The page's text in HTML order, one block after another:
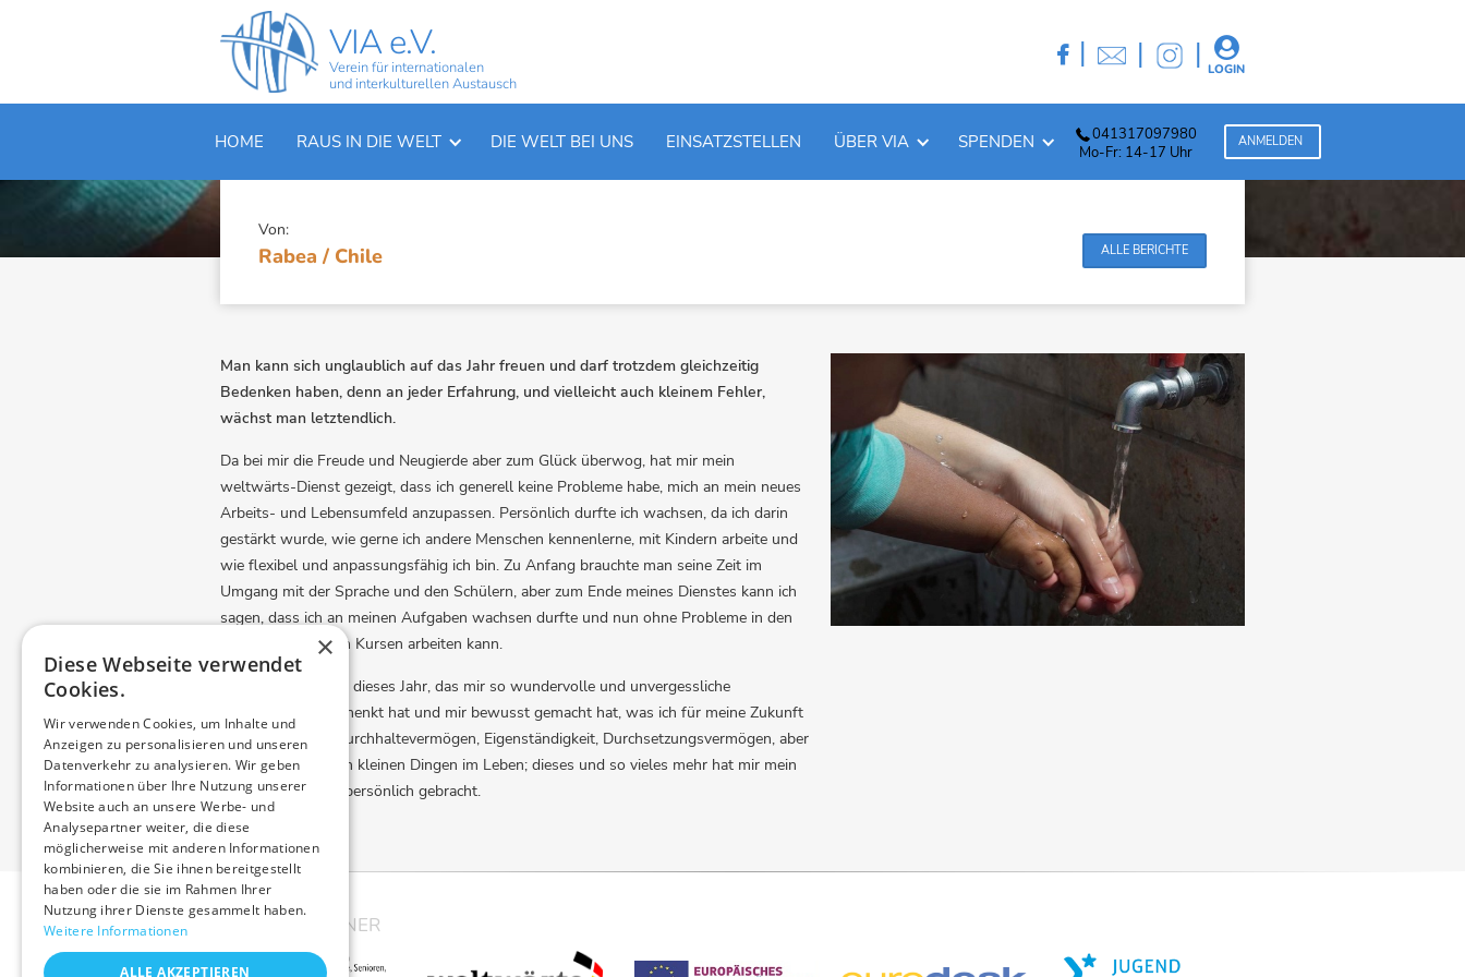
VIA e.V.
Verein für internationalen
und interkulturellen Austausch
 | | | 
LOGIN
HOME RAUS IN DIE WELT DIE WELT BEI UNS EINSATZSTELLEN ÜBER VIA SPENDEN
041317097980
Mo-Fr: 14-17 Uhr
ANMELDEN
RABEA / CHILE
Von:
Rabea / Chile ALLE BERICHTE
Man kann sich unglaublich auf das Jahr freuen und darf trotzdem gleichzeitig
Bedenken haben, denn an jeder Erfahrung, und vielleicht auch kleinem Fehler,
wächst man letztendlich.
Da bei mir die Freude und Neugierde aber zum Glück überwog, hat mir mein
weltwärts-Dienst gezeigt, dass ich generell keine Probleme habe, mich an mein neues
Arbeits- und Lebensumfeld anzupassen. Persönlich durfte ich wachsen, da ich darin
gestärkt wurde, wie gerne ich andere Menschen kennenlerne, mit Kindern arbeite und
wie flexibel und anpassungsfähig ich bin. Zu Anfang brauchte man seine Zeit im
Umgang mit der Sprache und den Schülern, aber zum Ende meines Dienstes kann ich
sagen, dass ich an meinen Aufgaben wachsen durfte und nun ohne Probleme in den
unterschiedlichsten Kursen arbeiten kann.
Dankbar bin ich für dieses Jahr, das mir so wundervolle und unvergessliche
Erinnerungen geschenkt hat und mir bewusst gemacht hat, was ich für meine Zukunft
möchte. Geduld, Durchhaltevermögen, Eigenständigkeit, Durchsetzungsvermögen, aber
auch Freude an den kleinen Dingen im Leben; dieses und so vieles mehr hat mir mein
Freiwilligendienst persönlich gebracht.
UNSERE PARTNER
×
Diese Webseite verwendet
Cookies.
Wir verwenden Cookies, um Inhalte und
Anzeigen zu personalisieren und unseren
Datenverkehr zu analysieren. Wir geben
Informationen über Ihre Nutzung unserer
Website auch an unsere Werbe- und
Analysepartner weiter, die diese
möglicherweise mit anderen Informationen
kombinieren, die Sie ihnen bereitgestellt
haben oder die sie im Rahmen Ihrer
Nutzung ihrer Dienste gesammelt haben.
Weitere Informationen
ALLE AKZEPTIEREN